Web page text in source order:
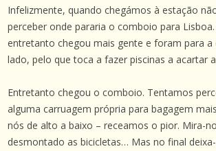
Infelizmente, quando chegámos à estação
perceber onde pararia o comboio para
entretanto chegou mais gente e foram para
lado, pelo que toca a fazer piscinas a acartar
Entretanto chegou o comboio. Tentamos
alguma carruagem própria para bagagem
nós de alto a baixo – receamos o pior. Mira-
desmontado as bicicletas… Mas no final